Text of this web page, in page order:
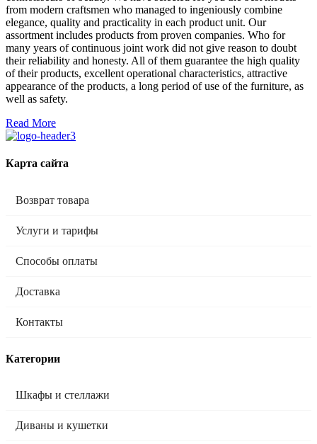
from modern craftsmen who managed to ingeniously combine
elegance, quality and practicality in each product unit. Our
assortment includes products from proven companies. Who for
many years of continuous joint work did not give reason to doubt
their reliability and honesty. All of them guarantee the high quality
of their products, excellent operational characteristics, attractive
appearance of the products, a long period of use of the furniture, as
well as safety.
Read More
Карта сайта
Возврат товара
Услуги и тарифы
Способы оплаты
Доставка
Контакты
Категории
Шкафы и стеллажи
Диваны и кушетки